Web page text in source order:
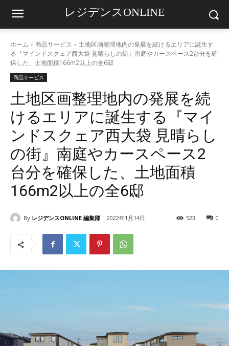
レジデンスONLINE
ホーム 商品サービス
土地区画整理地内の発展を続けるエリアに誕生す
る『マインドスクェア西大袋 見晴らしの街』南庭やカースペース2台分を確
保した、土地面積166m2以上の全6邸
商品サービス
土地区画整理地内の発展を続
けるエリアに誕生する『マイ
ンドスクェア西大袋 見晴らし
の街』南庭やカースペース2
台分を確保した、土地面積
166m2以上の全6邸
By レジデンスONLINE 編集部 2022年1月14日 0
523